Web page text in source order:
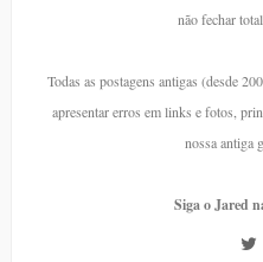
não fechar
Todas as postagens antigas (desde
apresentar erros em links e fotos,
nossa antiga
Siga o Jared